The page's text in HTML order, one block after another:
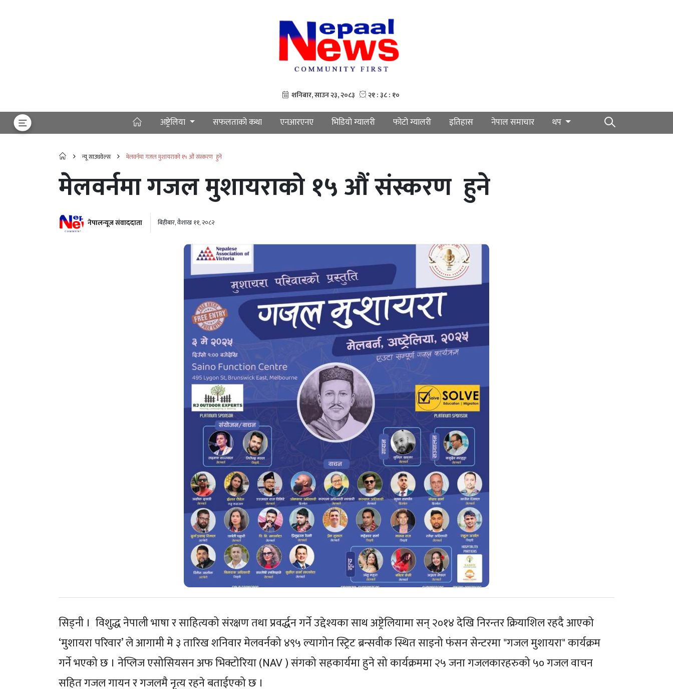
अष्ट्रेलिया सफलताको कथा एनआरएनए भिडियो ग्यालरी फोटो ग्यालरी इतिहास नेपाल समाचार थप
न्यू साउथवेल्स मेलवर्नमा गजल मुशायराको १५ औं संस्करण हुने
मेलवर्नमा गजल मुशायराको १५ औं संस्करण हुने
नेपालन्यूज संवाददाता बिहीबार, वैशाख ११, २०८२
सिड्नी । विशुद्ध नेपाली भाषा र साहित्यको संरक्षण तथा प्रवर्द्धन गर्ने उद्देश्यका साथ अष्ट्रेलियामा सन् २०१४ देखि निरन्तर क्रियाशिल रहदै आएको
‘मुशायरा परिवार’ ले आगामी मे ३ तारिख शनिवार मेलवर्नको ४९५ ल्यागोन स्ट्रिट ब्रन्सवीक स्थित साइनो फंसन सेन्टरमा "गजल मुशायरा" कार्यक्रम
गर्ने भएको छ । नेप्लिज एसोसियसन अफ भिक्टोरिया (NAV ) संगको सहकार्यमा हुने सो कार्यक्रममा २५ जना गजलकारहरुको ५० गजल वाचन
सहित गजल गायन र गजलमै नृत्य रहने बताईएको छ ।